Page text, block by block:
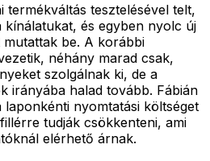
termékváltás tesztelésével telt,
kínálatukat, és egyben nyolc új
be. A korábbi
néhány marad csak,
szolgálnak ki, de a
irányába halad tovább. Fábián
nyomtatási költséget
tudják csökkenteni, ami
elérhető árnak.